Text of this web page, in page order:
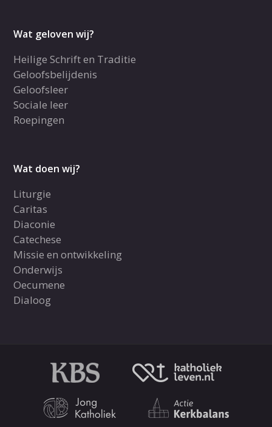
Wat geloven wij?
Heilige Schrift en Traditie
Geloofsbelijdenis
Geloofsleer
Sociale leer
Roepingen
Wat doen wij?
Liturgie
Caritas
Diaconie
Catechese
Missie en ontwikkeling
Onderwijs
Oecumene
Dialoog